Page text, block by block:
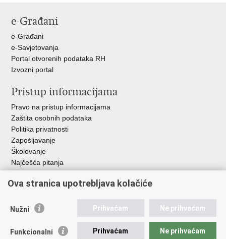
Facebooku
X-
e-Građani
e-Građani
e-Savjetovanja
Portal otvorenih podataka RH
Izvozni portal
Pristup informacijama
Pravo na pristup informacijama
Zaštita osobnih podataka
Politika privatnosti
Zapošljavanje
Školovanje
Najčešća pitanja
Važne poveznice
EMN Nacionalna kontaktna točka za Republiku Hrvatsku
Policijska akademija
Ova stranica upotrebljava kolačiće
Nužni Prihvaćam Ne prihvaćam
Funkcionalni Prihvaćam Ne prihvaćam